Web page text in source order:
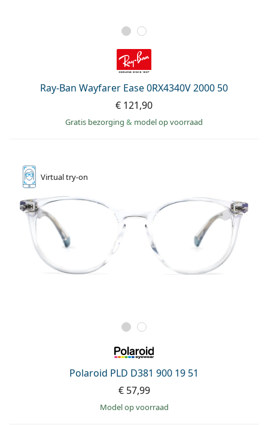
Ray-Ban Wayfarer Ease 0RX4340V 2000 50
€ 121,90
Gratis bezorging & model op voorraad
Virtualtry-on
Polaroid PLD D381 900 19 51
€ 57,99
model op voorraad